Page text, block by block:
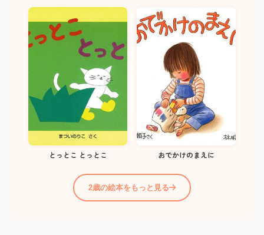
とっとこ とっとこ おでかけのまえに
2歳の絵本をもっと見る